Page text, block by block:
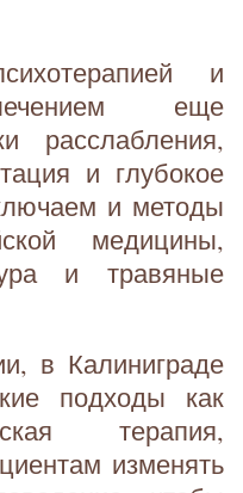
и
еще
расслабления,
и глубокое
и методы
медицины,
и травяные
в Калиниграде
подходы как
терапия,
изменять